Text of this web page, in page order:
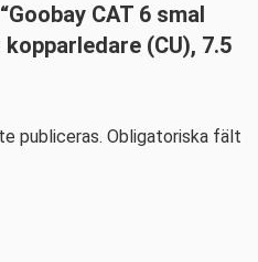
CAT 6 smal
(CU), 7.5
publiceras. Obligatoriska fält